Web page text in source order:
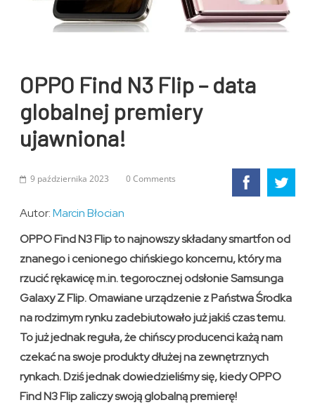
OPPO Find N3 Flip – data
globalnej premiery
ujawniona!
9 października 2023 0 Comments
Autor:Marcin Błocian
OPPO Find N3 Flip to najnowszy składany smartfon od
znanego i cenionego chińskiego koncernu, który ma
rzucić rękawicę m.in. tegorocznej odsłonie Samsunga
Galaxy Z Flip. Omawiane urządzenie z Państwa Środka
na rodzimym rynku zadebiutowało już jakiś czas temu.
To już jednak reguła, że chińscy producenci każą nam
czekać na swoje produkty dłużej na zewnętrznych
rynkach. Dziś jednak dowiedzieliśmy się, kiedy OPPO
Find N3 Flip zaliczy swoją globalną premierę!